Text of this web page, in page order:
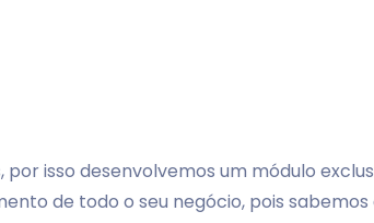
isso desenvolvemos um módulo
de todo o seu negócio, pois